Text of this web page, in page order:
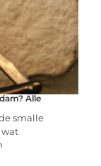
Alle
smalle
wat